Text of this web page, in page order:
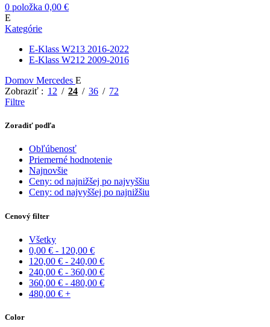
0 položka 0,00 €
E
Kategórie
E-Klass W213 2016-2022
E-Klass W212 2009-2016
Domov Mercedes E
Zobraziť
12 24 36
72
Filtre
Zoradiť podľa
Obľúbenosť
Priemerné hodnotenie
Najnovšie
Ceny: od najnižšej po najvyššiu
Ceny: od najvyššej po najnižšiu
Cenový filter
Všetky
0,00 € - 120,00 €
120,00 € - 240,00 €
240,00 € - 360,00 €
360,00 € - 480,00 €
480,00 € +
Color